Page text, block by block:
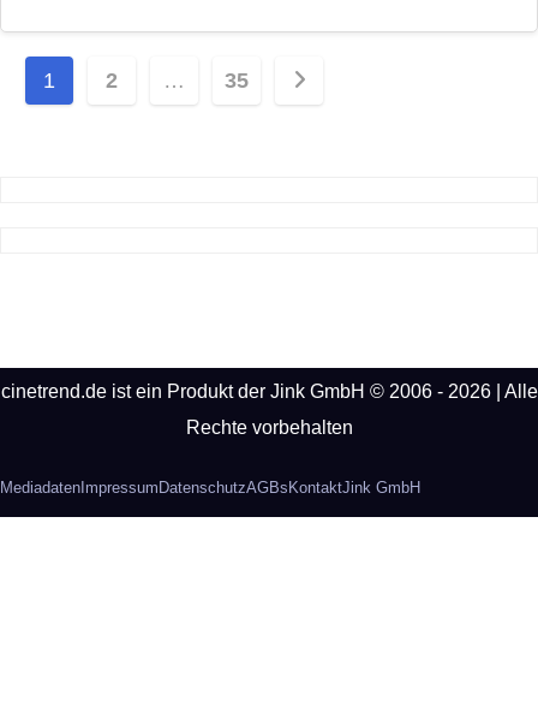
Seitennummerierung
1 2 … 35
cinetrend.de ist ein Produkt der Jink GmbH © 2006 - 2026 | Alle
Rechte vorbehalten
Mediadaten Impressum DatenschutzAGBs KontaktJink GmbH